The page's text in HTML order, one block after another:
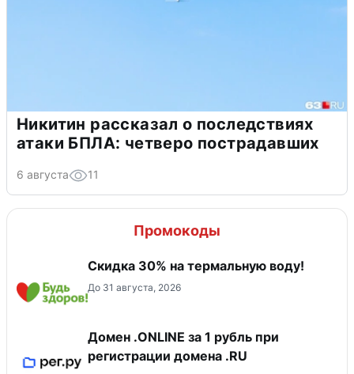
Никитин рассказал о последствиях
атаки БПЛА: четверо пострадавших
6 августа 11
Промокоды
Скидка 30% на термальную воду!
До 31 августа, 2026
Домен .ONLINE за 1 рубль при
регистрации домена .RU